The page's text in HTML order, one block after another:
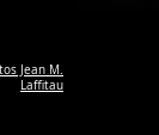
Jean M.
Laffitau